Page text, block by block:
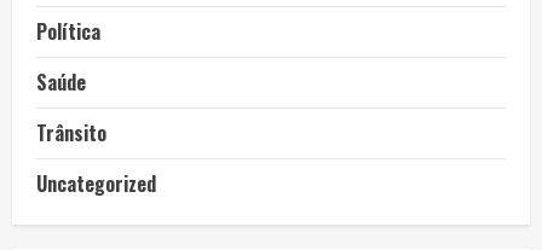
Política
Saúde
Trânsito
Uncategorized